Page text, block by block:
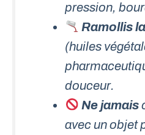
pression,
Ramollis
(huiles
douceur.
Ne jamais
avec un objet